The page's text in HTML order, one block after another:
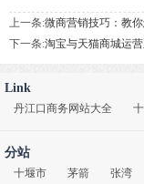
上一条:微商营销技巧：教
下一条:淘宝与天猫商城运
Link
丹江口商务网站大全
分站
十堰市 茅箭 张湾